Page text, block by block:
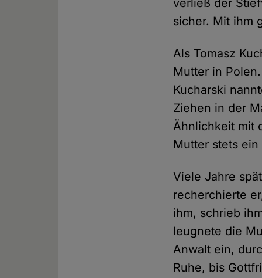
verließ der
sicher. Mit ihm
Als Tomasz
Mutter in
Kucharski
Ziehen in der
Ähnlichkeit mit
Mutter stets
Viele Jahre
recherchierte
ihm, schrieb
leugnete die
Anwalt ein,
Ruhe, bis